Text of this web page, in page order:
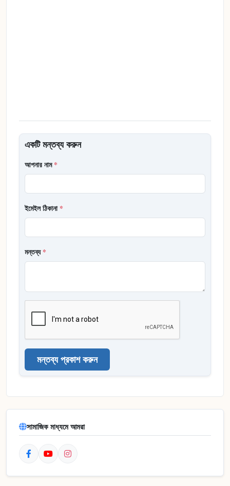
একটি মন্তব্য করুন
আপনার নাম*
ইমেইল ঠিকানা*
মন্তব্য*
মন্তব্য প্রকাশ করুন
সামাজিক মাধ্যমে আমরা